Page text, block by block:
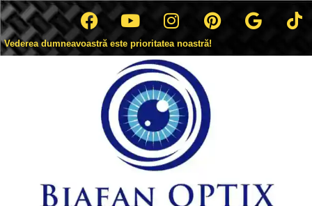
Vederea dumneavoastră este prioritatea noastră!